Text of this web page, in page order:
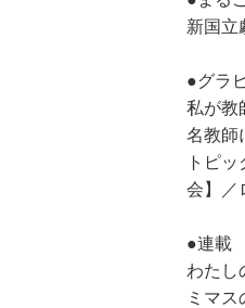
新国立
●グラ
私が
名教師
トピ
会】／
●連載
わた
ミマ